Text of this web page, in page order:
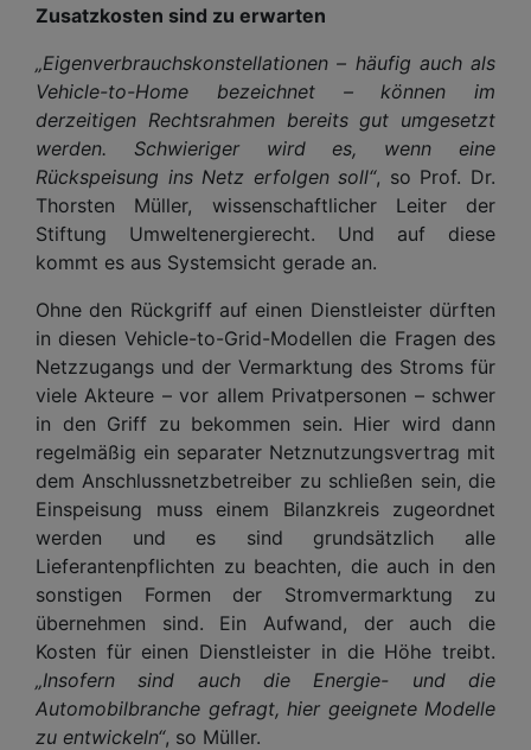
Zusatzkosten sind zu erwarten
„Eigenverbrauchskonstellationen – häufig auch als
Vehicle-to-Home bezeichnet – können im
derzeitigen Rechtsrahmen bereits gut umgesetzt
werden. Schwieriger wird es, wenn eine
Rückspeisung ins Netz erfolgen soll“, so Prof. Dr.
Thorsten Müller, wissenschaftlicher Leiter der
Stiftung Umweltenergierecht. Und auf diese
kommt es aus Systemsicht gerade an.
Ohne den Rückgriff auf einen Dienstleister dürften
in diesen Vehicle-to-Grid-Modellen die Fragen des
Netzzugangs und der Vermarktung des Stroms für
viele Akteure – vor allem Privatpersonen – schwer
in den Griff zu bekommen sein. Hier wird dann
regelmäßig ein separater Netznutzungsvertrag mit
dem Anschlussnetzbetreiber zu schließen sein, die
Einspeisung muss einem Bilanzkreis zugeordnet
werden und es sind grundsätzlich alle
Lieferantenpflichten zu beachten, die auch in den
sonstigen Formen der Stromvermarktung zu
übernehmen sind. Ein Aufwand, der auch die
Kosten für einen Dienstleister in die Höhe treibt.
„Insofern sind auch die Energie- und die
Automobilbranche gefragt, hier geeignete Modelle
zu entwickeln“, so Müller.